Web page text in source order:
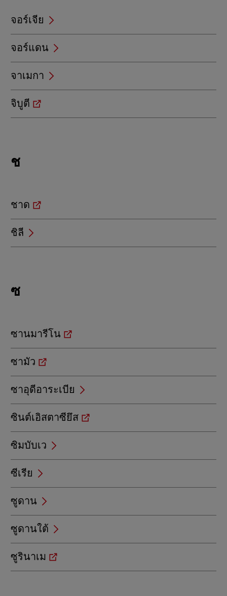
จอร์เจีย
จอร์แดน
จาเมกา
จิบูตี
beginning
ช
ชาด
ชิลี
beginning
ซ
ซานมารีโน
ซามัว
ซาอุดีอาระเบีย
ซินต์เอิสตาซียึส
ซิมบับเว
ซีเรีย
ซูดาน
ซูดานใต้
ซูรินาเม